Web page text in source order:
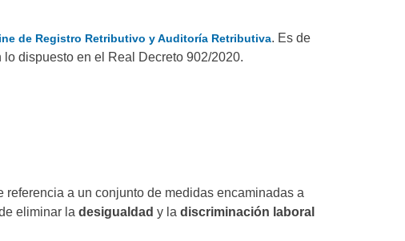
de Registro Retributivo y Auditoría Retributiva. Es de
dispuesto en el Real Decreto 902/2020.
referencia a un conjunto de medidas encaminadas a
eliminar la desigualdad y la discriminación laboral